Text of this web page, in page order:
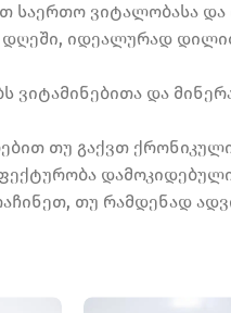
საერთო ვიტალობასა და
იდეალურად
ვიტამინებითა და
თუ გაქვთ
ეფექტურობა
თუ რამდენად